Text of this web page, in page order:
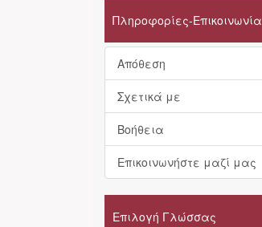
Πληροφορίες-Επικοινωνία
Απόθεση
Σχετικά με
Βοήθεια
Επικοινωνήστε μαζί μας
Επιλογή Γλώσσας